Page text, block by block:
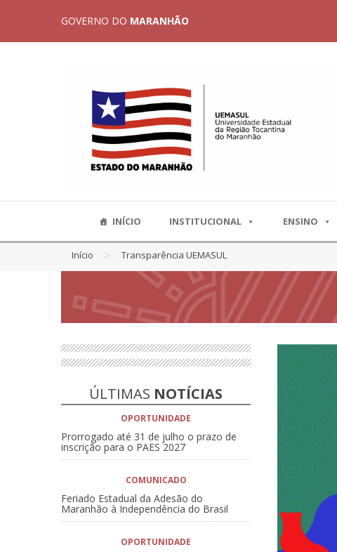
GOVERNO DO MARANHÃO
INÍCIO INSTITUCIONAL ENSINO
Início > Transparência UEMASUL
ÚLTIMAS NOTÍCIAS
OPORTUNIDADE
Prorrogado até 31 de julho o prazo de
inscrição para o PAES 2027
COMUNICADO
Feriado Estadual da Adesão do
Maranhão à Independência do Brasil
OPORTUNIDADE